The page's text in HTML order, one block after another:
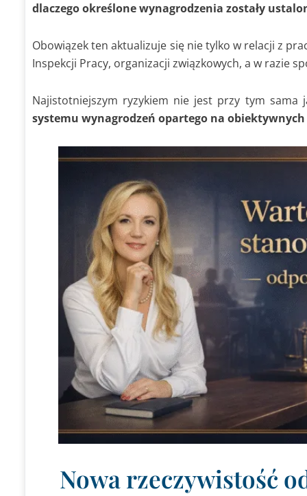
dlaczego określone wynagrodzenia zostały
Obowiązek ten aktualizuje się nie tylko w relacji z
Inspekcji Pracy, organizacji związkowych, a w razie
Najistotniejszym ryzykiem nie jest przy tym sama
systemu wynagrodzeń opartego na
Nowa rzeczywistość